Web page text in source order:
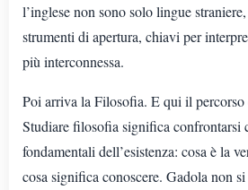
l’inglese non sono solo lingue
strumenti di apertura, chiavi per
più interconnessa.
Poi arriva la Filosofia. E qui il percorso
Studiare filosofia significa confrontarsi
fondamentali dell’esistenza: cosa è la
cosa significa conoscere. Gadola non